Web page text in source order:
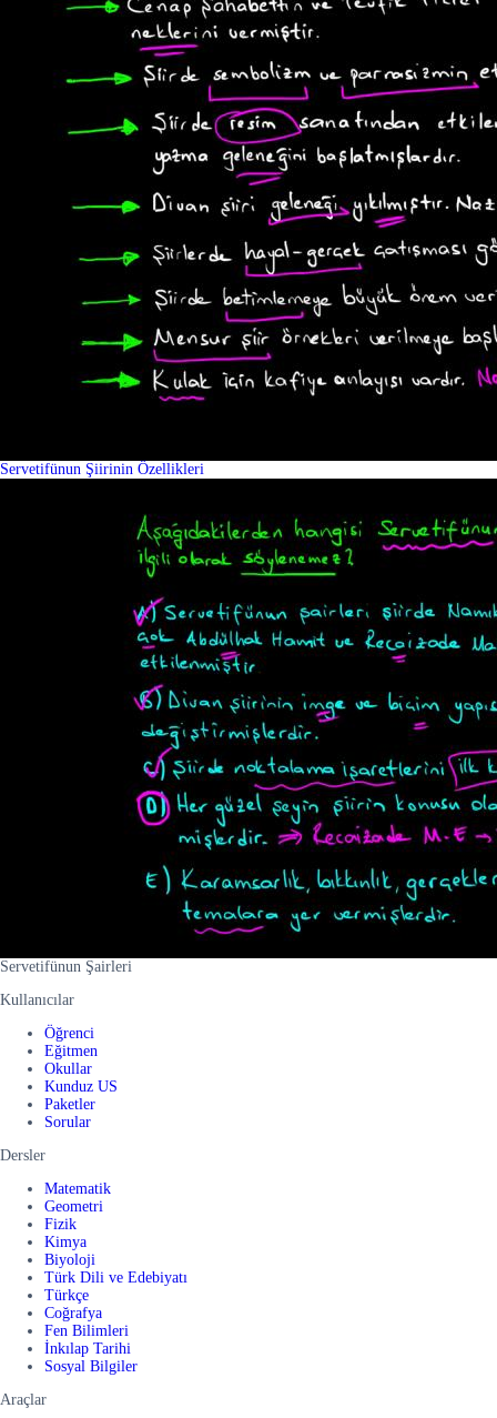
Servetifünun Şiirinin Özellikleri
Servetifünun Şairleri
Kullanıcılar
Öğrenci
Eğitmen
Okullar
Kunduz US
Paketler
Sorular
Dersler
Matematik
Geometri
Fizik
Kimya
Biyoloji
Türk Dili ve Edebiyatı
Türkçe
Coğrafya
Fen Bilimleri
İnkılap Tarihi
Sosyal Bilgiler
Araçlar